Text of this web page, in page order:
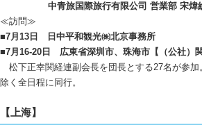
中青旅国際旅行有限公司 営業部 宋煒
≪訪問≫
■7月13日 日中平和観光㈱北京事務所
■7月16-20日 広東省深圳市、珠海市【（公社）
松下正幸関経連副会長を団長とする27名が参
除く全日程に同行。
【上海】